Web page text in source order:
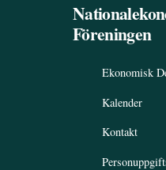
Föreningen
Ekonomisk
Kalender
Kontakt